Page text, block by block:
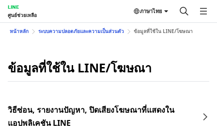
LINE
ศูนย์ช่วยเหลือ
ภาษาไทย
หน้าหลัก ระบบความปลอดภัยและความเป็นส่วนตัว ข้อมูลที่ใช้ใน LINE/โฆษณา
ข้อมูลที่ใช้ใน LINE/โฆษณา
วิธีซ่อน, รายงานปัญหา, ปิดเสียงโฆษณาที่แสดงใน
แอปพลิเคชัน LINE